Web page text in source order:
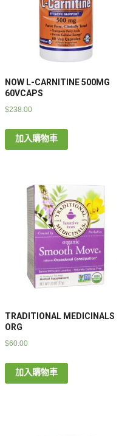
NOW L-CARNITINE 500MG
60VCAPS
$238.00
加入購物車
TRADITIONAL MEDICINALS
ORG
$60.00
加入購物車